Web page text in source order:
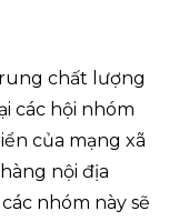
chất lượng
các hội nhóm
của mạng xã
nội địa
nhóm này sẽ